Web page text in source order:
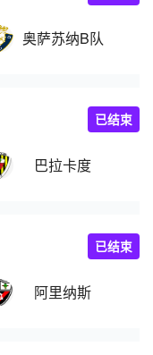
奥萨苏纳B队
巴拉卡度
已结束
阿里纳斯
已结束